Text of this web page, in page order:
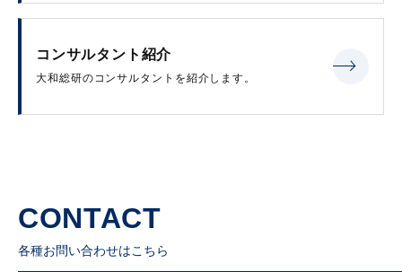
コンサルタント紹介
大和総研のコンサルタントを紹介します。
CONTACT
各種お問い合わせはこちら